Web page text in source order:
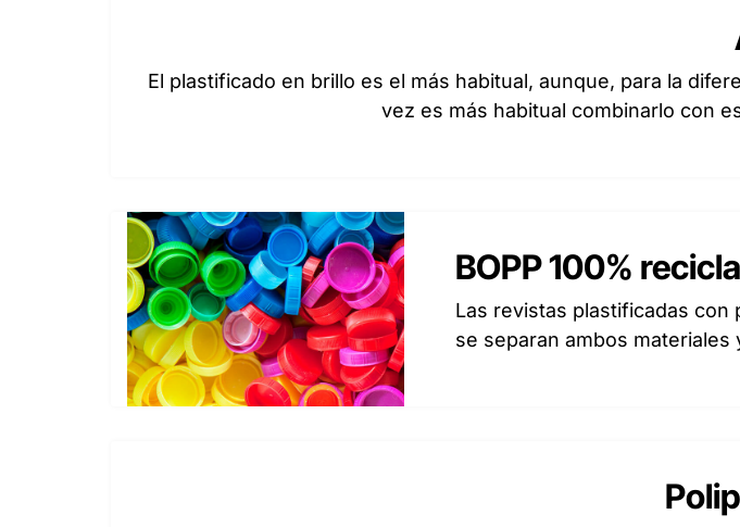
El plastificado en brillo es el más habitual, aunque, para la
vez es más habitual combinarlo con
BOPP 100%
Las revistas plastificadas
se separan ambos materiales